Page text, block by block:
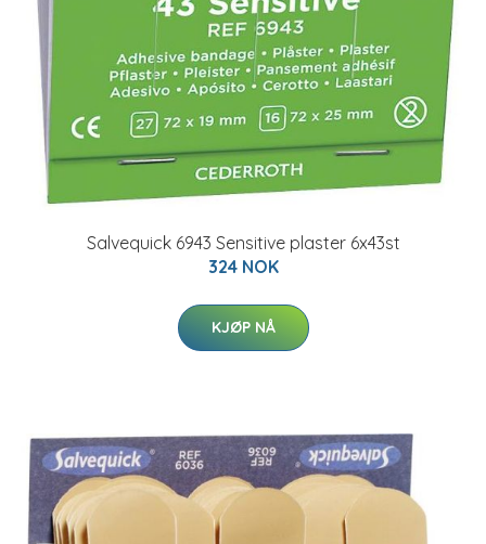
Salvequick 6943 Sensitive plaster 6x43st
324 NOK
KJØP NÅ